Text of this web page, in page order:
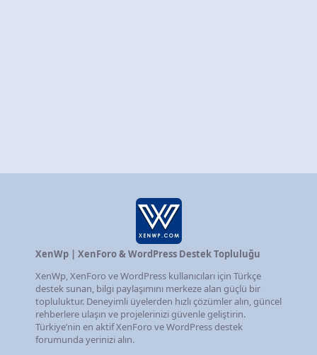
XenWp | XenForo & WordPress Destek Topluluğu
XenWp, XenForo ve WordPress kullanıcıları için Türkçe
destek sunan, bilgi paylaşımını merkeze alan güçlü bir
topluluktur. Deneyimli üyelerden hızlı çözümler alın, güncel
rehberlere ulaşın ve projelerinizi güvenle geliştirin.
Türkiye’nin en aktif XenForo ve WordPress destek
forumunda yerinizi alın.